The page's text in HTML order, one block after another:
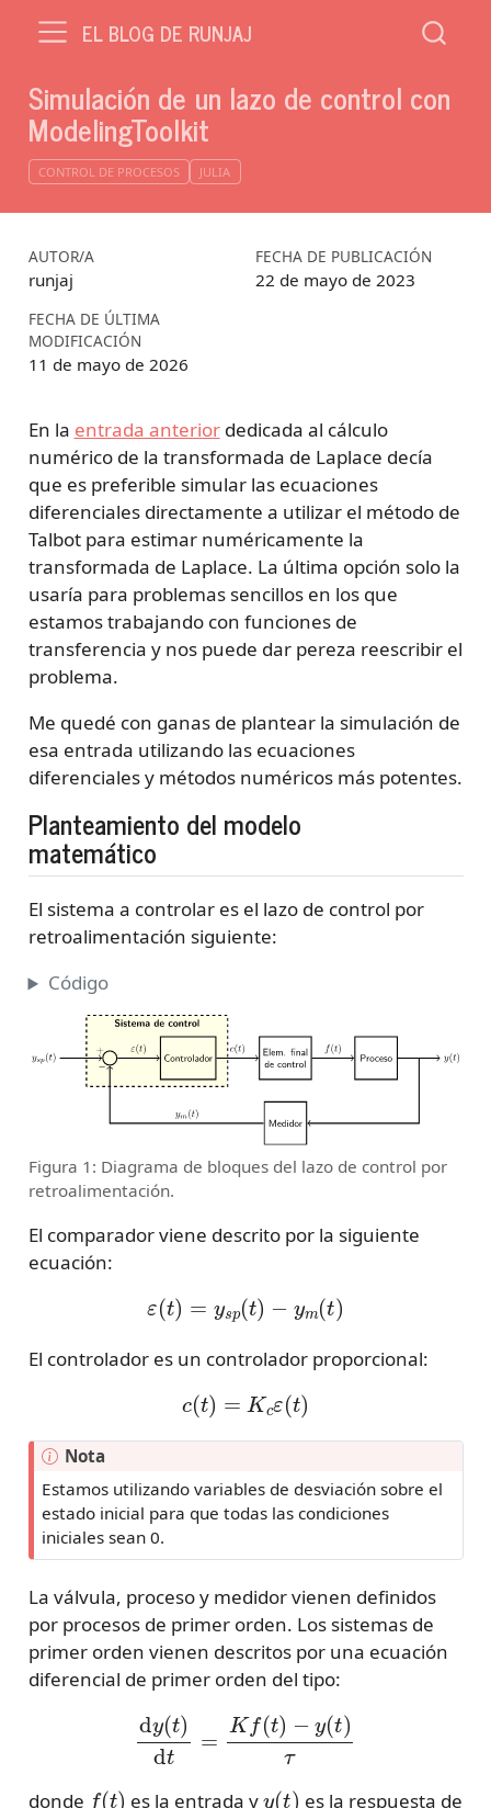
EL BLOG DE RUNJAJ
Simulación de un lazo de control con
ModelingToolkit
CONTROL DE PROCESOS JULIA
AUTOR/A
runjaj
FECHA DE PUBLICACIÓN
22 de mayo de 2023
FECHA DE ÚLTIMA
MODIFICACIÓN
11 de mayo de 2026
En la entrada anteriordedicada al cálculo
numérico de la transformada de Laplace decía
que es preferible simular las ecuaciones
diferenciales directamente a utilizar el método de
Talbot para estimar numéricamente la
transformada de Laplace. La última opción solo la
usaría para problemas sencillos en los que
estamos trabajando con funciones de
transferencia y nos puede dar pereza reescribir el
problema.
Me quedé con ganas de plantear la simulación de
esa entrada utilizando las ecuaciones
diferenciales y métodos numéricos más potentes.
Planteamiento del modelo
matemático
El sistema a controlar es el lazo de control por
retroalimentación siguiente:
Código
Figura 1: Diagrama de bloques del lazo de control por
retroalimentación.
El comparador viene descrito por la siguiente
ecuación:
ε(t )=ys (t)− m t)
El controlador es un controlador proporcional:
c(t )=Kcε(t)
Nota
Estamos utilizando variables de desviación sobre el
estado inicial para que todas las condiciones
iniciales sean 0.
La válvula, proceso y medidor vienen definidos
por procesos de primer orden. Los sistemas de
primer orden vienen descritos por una ecuación
diferencial de primer orden del tipo:
dy( =Kf(t)− t)τ
donde
(t
es la entrada y
( )
es la respuesta de